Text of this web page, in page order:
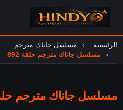
الرئيسية
مسلسل جاناك مترجم
مسلسل جاناك مترجم حلقة 892
مسلسل جاناك مترجم حلقة